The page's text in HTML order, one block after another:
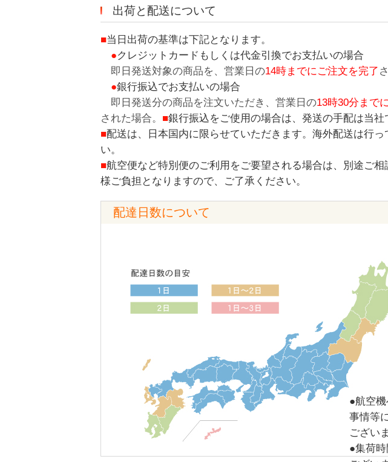
出荷と配送について
■当日出荷の基準は下記となります。
●クレジットカードもしくは代金引換でお支払いの場合
即日発送対象の商品を、営業日の14時までにご注文を完了
●銀行振込でお支払いの場合
即日発送分の商品を注文いただき、営業日の13時30分まで
された場合。 ■銀行振込をご使用の場合は、発送の手配は当社
■配送は、日本国内に限らせていただきます。海外配送は行
い。
■航空便など特別便のご利用をご要望される場合は、別途ご
様ご負担となりますので、ご了承ください。
配達日数について
●航空
事情等
ござい
●集荷